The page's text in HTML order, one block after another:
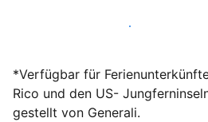
Werden Sie noch heute
*Verfügbar für
Rico und den US-
gestellt von Generali.